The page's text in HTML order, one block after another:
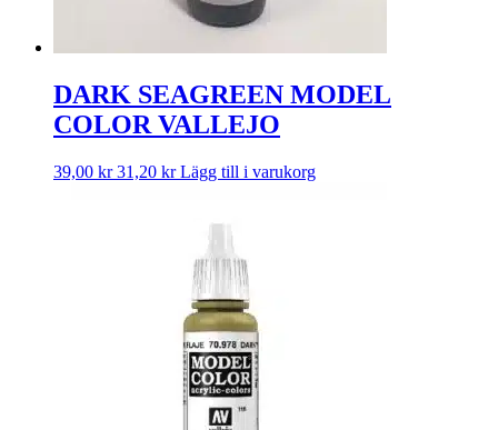
DARK SEAGREEN MODEL
COLOR VALLEJO
39,00 kr 31,20 kr Lägg till i varukorg